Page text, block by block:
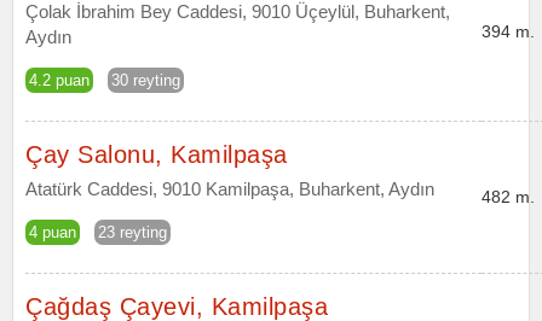
Çolak İbrahim Bey Caddesi, 9010 Üçeylül, Buharkent,
Aydın
4.2 puan 30 reyting
394 m.
Çay Salonu, Kamilpaşa
Atatürk Caddesi, 9010 Kamilpaşa, Buharkent, Aydın
4 puan 23 reyting
482 m.
Çağdaş Çayevi, Kamilpaşa